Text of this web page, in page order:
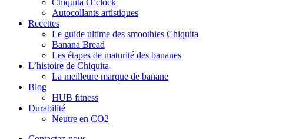
Chiquita O’clock
Autocollants artistiques
Recettes
Le guide ultime des smoothies Chiquita
Banana Bread
Les étapes de maturité des bananes
L’histoire de Chiquita
La meilleure marque de banane
Blog
HUB fitness
Durabilité
Neutre en CO2